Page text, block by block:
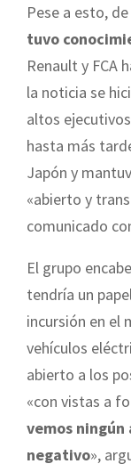
Pese a esto,
tuvo
Renault y FCA
la noticia se
altos
hasta más
Japón y
«abierto y
comunicado
El grupo
tendría un
incursión en el
vehículos
abierto a los
«con vistas a
vemos
negativo»,